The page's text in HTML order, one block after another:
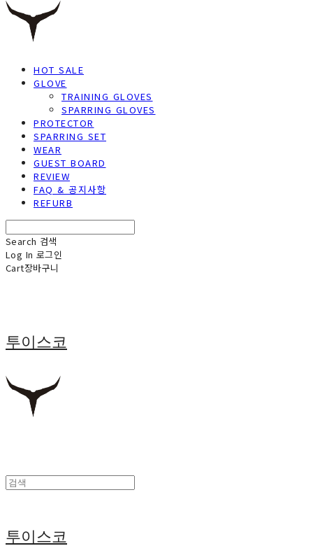
HOT SALE
GLOVE
TRAINING GLOVES
SPARRING GLOVES
PROTECTOR
SPARRING SET
WEAR
GUEST BOARD
REVIEW
FAQ & 공지사항
REFURB
Search 검색
Log In 로그인
Cart장바구니
투이스코
투이스코